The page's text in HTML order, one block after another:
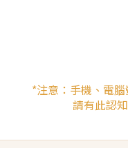
*注意：手機、電
請有此認